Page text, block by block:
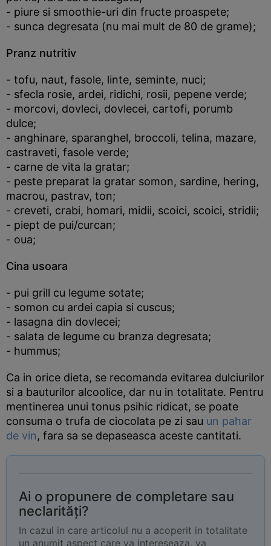
- piure si smoothie-uri din fructe proaspete;
- sunca degresata (nu mai mult de 80 de grame);
Pranz nutritiv
- tofu, naut, fasole, linte, seminte, nuci;
- sfecla rosie, ardei, ridichi, rosii, pepene verde;
- morcovi, dovleci, dovlecei, cartofi, porumb
dulce;
- anghinare, sparanghel, broccoli, telina, mazare,
castraveti, fasole verde;
- carne de vita la gratar;
- peste preparat la gratar somon, sardine, hering,
macrou, pastrav, ton;
- creveti, crabi, homari, midii, scoici, scoici, stridii;
- piept de pui/curcan;
- oua;
Cina usoara
- pui grill cu legume sotate;
- somon cu ardei capia si cuscus;
- lasagna din dovlecei;
- salata de legume cu branza degresata;
- hummus;
Ca in orice dieta, se recomanda evitarea dulciurilor
si a bauturilor alcoolice, dar nu in totalitate. Pentru
mentinerea unui tonus psihic ridicat, se poate
consuma o trufa de ciocolata pe zi sau un pahar
de vin, fara sa se depaseasca aceste cantitati.
Ai o propunere de completare sau
neclarități?
In cazul in care articolul nu a acoperit in totalitate
un anumit aspect care va intereseaza, va